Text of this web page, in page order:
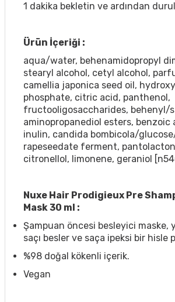
1 dakika bekletin ve ardından
Ürün İçeriği :
aqua/water, behenamidopropyl
stearyl alcohol, cetyl alcohol,
camellia japonica seed oil,
phosphate, citric acid, panthenol,
fructooligosaccharides, behenyl/
aminopropanediol esters, benzoic
inulin, candida bombicola/
rapeseedate ferment,
citronellol, limonene, geraniol
Nuxe Hair Prodigieux Pre
Mask 30 ml :
Şampuan öncesi besleyici maske,
saçı besler ve saça ipeksi bir hisle
%98 doğal kökenli içerik.
Vegan